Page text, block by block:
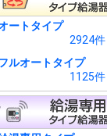
ートタイプ
2924件
ルオートタイプ
1125件